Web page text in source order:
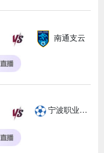
南通支云
宁波职业足球俱乐部